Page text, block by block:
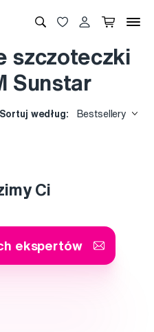
szczoteczki
Sunstar
Sortuj według: Bestsellery
Ci
ekspertów